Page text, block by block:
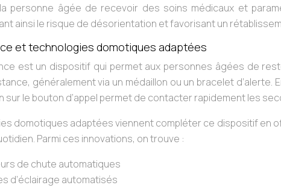
personne âgée de recevoir des soins médicaux et
ainsi le risque de désorientation et favorisant un
et technologies domotiques adaptées
est un dispositif qui permet aux personnes âgées de
généralement via un médaillon ou un bracelet d’alerte.
sur le bouton d’appel permet de contacter rapidement les
domotiques adaptées viennent compléter ce dispositif en
Parmi ces innovations, on trouve :
de chute automatiques
d’éclairage automatisés